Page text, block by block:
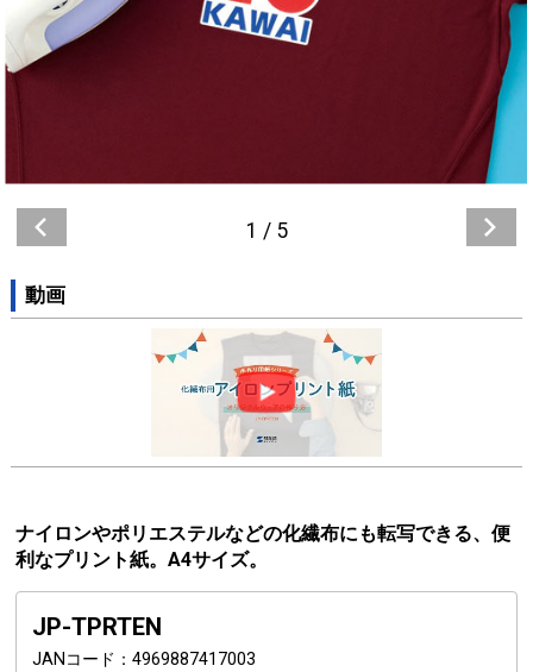
1 / 5
動画
ナイロンやポリエステルなどの化繊布にも転写できる、便
利なプリント紙。A4サイズ。
JP-TPRTEN
JANコード
4969887417003